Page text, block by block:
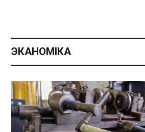
ЭКАНОМІКА